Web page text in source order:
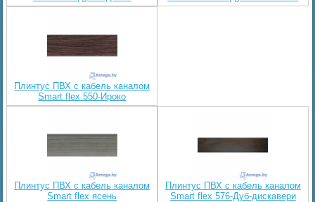
Плинтус ПВХ с кабель каналом
Smart flex 550-Ироко
Плинтус ПВХ с кабель каналом
Smart flex ясень
Плинтус ПВХ с кабель каналом
Smart flex 576-Дуб-дискавери